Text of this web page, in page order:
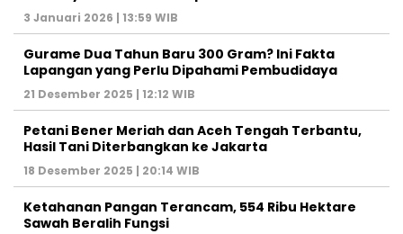
3 Januari 2026 | 13:59 WIB
Gurame Dua Tahun Baru 300 Gram? Ini Fakta
Lapangan yang Perlu Dipahami Pembudidaya
21 Desember 2025 | 12:12 WIB
Petani Bener Meriah dan Aceh Tengah Terbantu,
Hasil Tani Diterbangkan ke Jakarta
18 Desember 2025 | 20:14 WIB
Ketahanan Pangan Terancam, 554 Ribu Hektare
Sawah Beralih Fungsi